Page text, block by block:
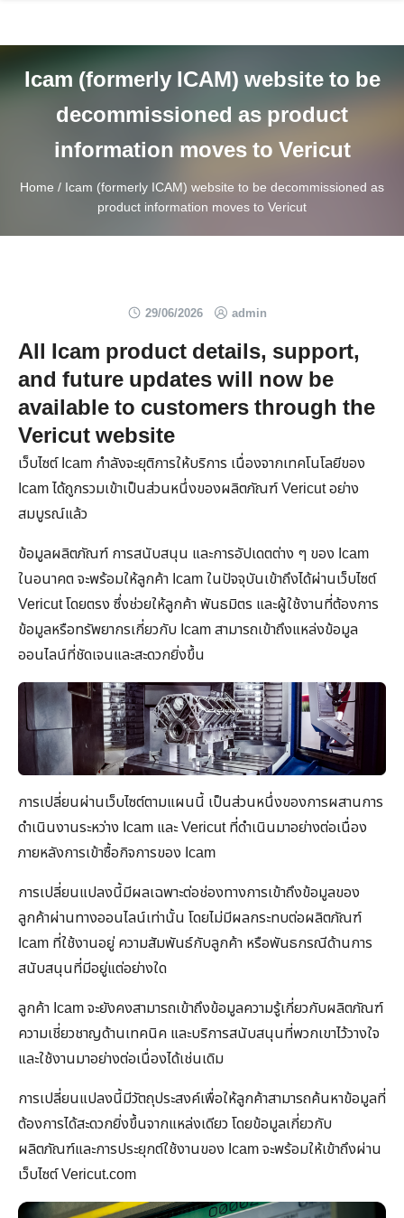
Icam (formerly ICAM) website to be
decommissioned as product
information moves to Vericut
Home / Icam (formerly ICAM) website to be decommissioned as
product information moves to Vericut
29/06/2026 admin
All Icam product details, support,
and future updates will now be
available to customers through the
Vericut website
เว็บไซต์Icam กำลังจะยุติการให้บริการ เนื่องจากเทคโนโลยีของ
Icamได้ถูกรวมเข้าเป็นส่วนหนึ่งของผลิตภัณฑ์Vericutอย่าง
สมบูรณ์แล้ว
ข้อมูลผลิตภัณฑ์ การสนับสนุน และการอัปเดตต่าง ๆ ของ Icam
ในอนาคต จะพร้อมให้ลูกค้า Icam ในปัจจุบันเข้าถึงได้ผ่านเว็บไซต์
Vericut โดยตรง ซึ่งช่วยให้ลูกค้า พันธมิตร และผู้ใช้งานที่ต้องการ
ข้อมูลหรือทรัพยากรเกี่ยวกับ Icam สามารถเข้าถึงแหล่งข้อมูล
ออนไลน์ที่ชัดเจนและสะดวกยิ่งขึ้น
การเปลี่ยนผ่านเว็บไซต์ตามแผนนี้ เป็นส่วนหนึ่งของการผสานการ
ดำเนินงานระหว่าง Icam และ Vericut ที่ดำเนินมาอย่างต่อเนื่อง
ภายหลังการเข้าซื้อกิจการของ Icam
การเปลี่ยนแปลงนี้มีผลเฉพาะต่อช่องทางการเข้าถึงข้อมูลของ
ลูกค้าผ่านทางออนไลน์เท่านั้น โดยไม่มีผลกระทบต่อผลิตภัณฑ์
Icam ที่ใช้งานอยู่ ความสัมพันธ์กับลูกค้า หรือพันธกรณีด้านการ
สนับสนุนที่มีอยู่แต่อย่างใด
ลูกค้า Icam จะยังคงสามารถเข้าถึงข้อมูลความรู้เกี่ยวกับผลิตภัณฑ์
ความเชี่ยวชาญด้านเทคนิค และบริการสนับสนุนที่พวกเขาไว้วางใจ
และใช้งานมาอย่างต่อเนื่องได้เช่นเดิม
การเปลี่ยนแปลงนี้มีวัตถุประสงค์เพื่อให้ลูกค้าสามารถค้นหาข้อมูลที่
ต้องการได้สะดวกยิ่งขึ้นจากแหล่งเดียว โดยข้อมูลเกี่ยวกับ
ผลิตภัณฑ์และการประยุกต์ใช้งานของ Icam จะพร้อมให้เข้าถึงผ่าน
เว็บไซต์ Vericut.com